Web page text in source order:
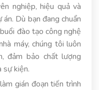
nghiệp, hiệu quả và
Dù bạn đang chuẩn
đào tạo công nghệ
máy, chúng tôi luôn
đảm bảo chất lượng
sự kiện.
gián đoạn tiến trình